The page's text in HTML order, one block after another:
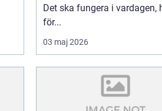
Det ska fungera i vardagen,
för...
03 maj 2026